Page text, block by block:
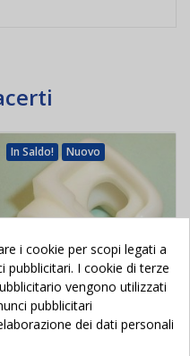
In Saldo! Nuovo
i cookie per scopi legati a
pubblicitari. I cookie di terze
vengono utilizzati
pubblicitari
dei dati personali